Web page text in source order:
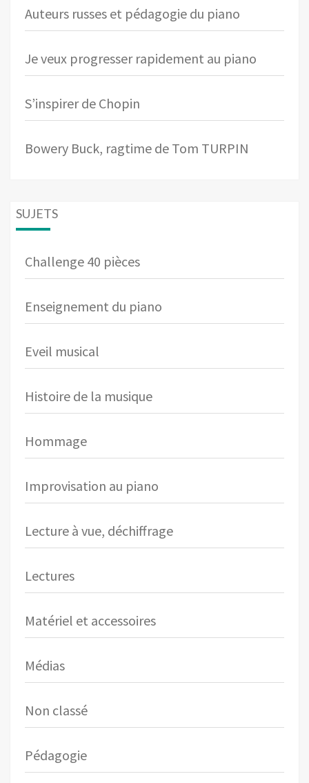
Auteurs russes et pédagogie du piano
Je veux progresser rapidement au piano
S’inspirer de Chopin
Bowery Buck, ragtime de Tom TURPIN
SUJETS
Challenge 40 pièces
Enseignement du piano
Eveil musical
Histoire de la musique
Hommage
Improvisation au piano
Lecture à vue, déchiffrage
Lectures
Matériel et accessoires
Médias
Non classé
Pédagogie